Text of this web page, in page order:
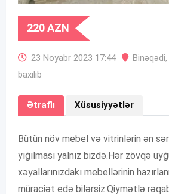
220AZN
23 Noyabr 2023 17:44 Binəqədi,
baxılıb
Ətraflı Xüsusiyyətlər
Bütün növ mebel və vitrinlərin ən
yığılması yalnız bizdə.Hər zövqə
xəyallarınızdakı mebellərinin
müraciət edə bilərsiz.Qiymətlə